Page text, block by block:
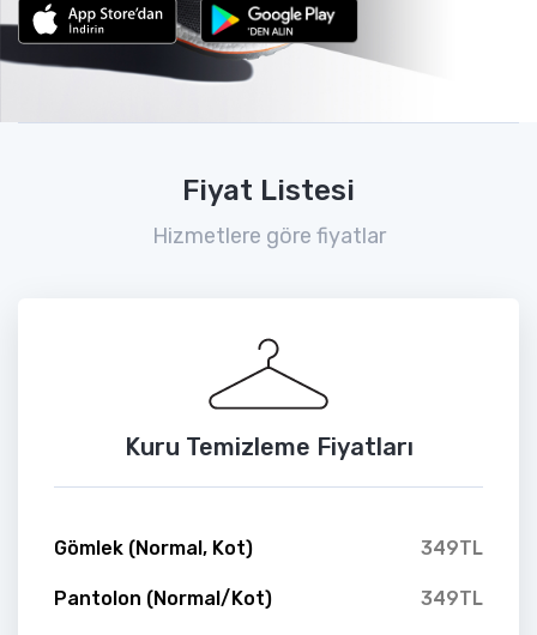
Fiyat Listesi
Hizmetlere göre fiyatlar
Kuru Temizleme Fiyatları
Gömlek (Normal, Kot) 349TL
Pantolon (Normal/Kot) 349TL